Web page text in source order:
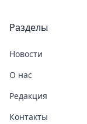
Разделы
Новости
О нас
Редакция
Контакты